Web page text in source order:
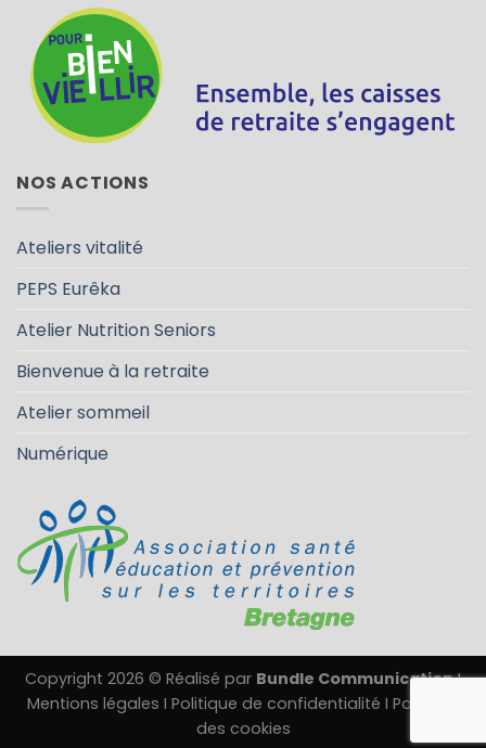
NOS ACTIONS
Ateliers vitalité
PEPS Eurêka
Atelier Nutrition Seniors
Bienvenue à la retraite
Atelier sommeil
Numérique
Copyright 2026 © Réalisé par Bundle CommunicationI
Mentions légales I Politique de confidentialité I Politique
des cookies